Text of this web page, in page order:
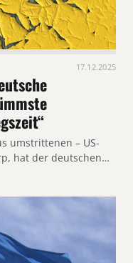
17.12.2025
umstrittenen – US-
hat der deutschen…